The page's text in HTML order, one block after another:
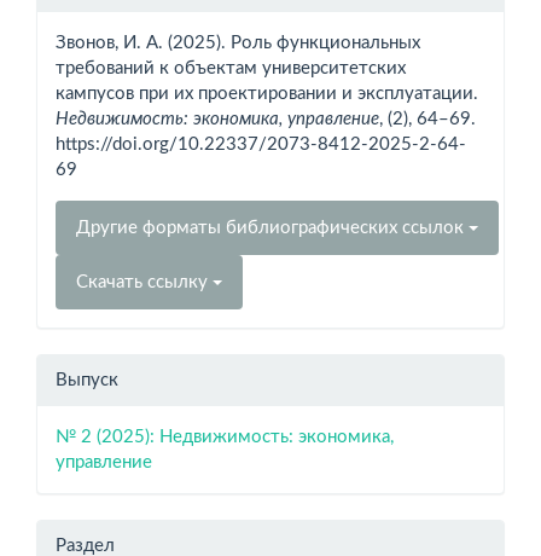
Звонов, И. А. (2025). Роль функциональных
требований к объектам университетских
кампусов при их проектировании и эксплуатации.
Недвижимость: экономика, управление, (2), 64–69.
https://doi.org/10.22337/2073-8412-2025-2-64-
69
Другие форматы библиографических ссылок
Скачать ссылку
Выпуск
№ 2 (2025): Недвижимость: экономика,
управление
Раздел